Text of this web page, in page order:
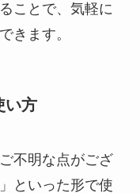
ことで、気軽に
きます。
い方
不明な点がござ
といった形で使